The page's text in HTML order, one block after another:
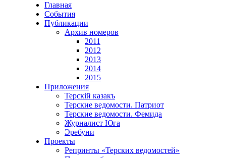
Главная
События
Публикации
Архив номеров
2011
2012
2013
2014
2015
Приложения
Терскiй казакъ
Терские ведомости. Патриот
Терские ведомости. Фемида
Журналист Юга
Эребуни
Проекты
Репринты «Терских ведомостей»